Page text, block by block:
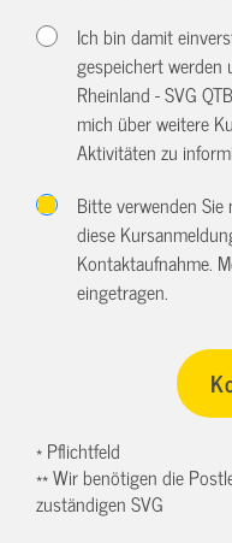
Ich bin damit
gespeichert werden
Rheinland - SVG
mich über weitere
Aktivitäten zu
Bitte verwenden
diese
Kontaktaufnahme.
eingetragen.
* Pflichtfeld
** Wir benötigen die
zuständigen SVG